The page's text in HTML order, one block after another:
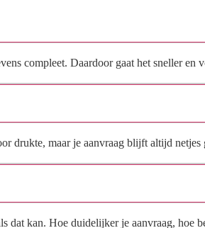
compleet. Daardoor gaat het sneller en
drukte, maar je aanvraag blijft altijd netjes
dat kan. Hoe duidelijker je aanvraag, hoe